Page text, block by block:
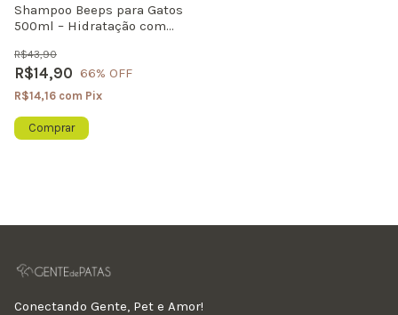
Shampoo Beeps para Gatos
500ml – Hidratação com
Fragrância de Uva
R$14,90
R$43,90
66% OFF
R$14,16 com Pix
Conectando Gente, Pet e Amor!